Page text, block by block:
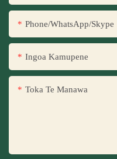
Phone/WhatsApp/Skype
Ingoa Kamupene
Toka Te Manawa